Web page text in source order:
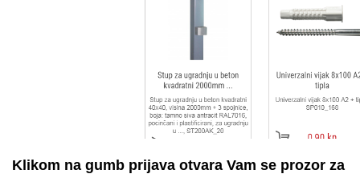
Klikom na gumb prijava otvara Vam se prozor za